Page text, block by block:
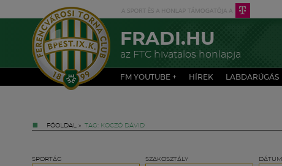
FRADI.HU
az FTC hivatalos honlapja
FM YOUTUBE + HÍREK LABDARÚGÁS
FŐOLDAL » TAG: KOCZÓ DÁVID
SPORTÁG SZAKOSZTÁLY DÁTUM